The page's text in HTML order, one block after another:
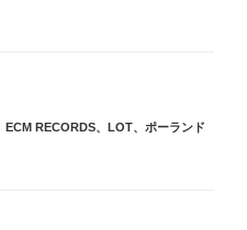
ECM RECORDS、 LOT、
ポーランド